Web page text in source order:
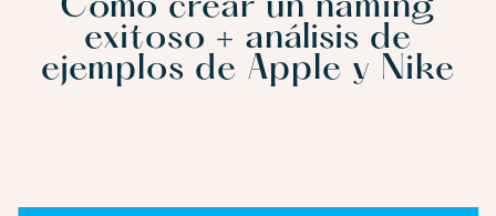
Cómo crear un naming
exitoso + análisis de
ejemplos de Apple y Nike